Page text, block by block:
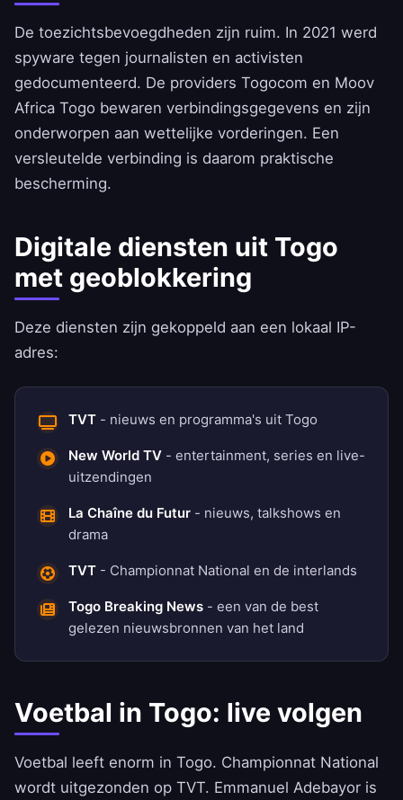
De toezichtsbevoegdheden zijn ruim. In 2021 werd
spyware tegen journalisten en activisten
gedocumenteerd. De providers Togocom en Moov
Africa Togo bewaren verbindingsgegevens en zijn
onderworpen aan wettelijke vorderingen. Een
versleutelde verbinding is daarom praktische
bescherming.
Digitale diensten uit Togo
met geoblokkering
Deze diensten zijn gekoppeld aan een lokaal IP-
adres:
TVT - nieuws en programma's uit Togo
New World TV - entertainment, series en live-
uitzendingen
La Chaîne du Futur - nieuws, talkshows en
drama
TVT - Championnat National en de interlands
Togo Breaking News - een van de best
gelezen nieuwsbronnen van het land
Voetbal in Togo: live volgen
Voetbal leeft enorm in Togo. Championnat National
wordt uitgezonden op TVT. Emmanuel Adebayor is